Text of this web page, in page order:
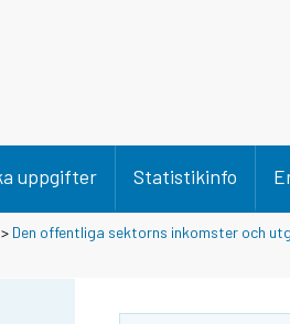
uppgifter Statistikinfo
> Den offentliga sektorns inkomster och